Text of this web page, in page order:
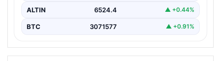
ALTIN 6524.4 ▲ +0.44%
BTC 3071577 ▲ +0.91%